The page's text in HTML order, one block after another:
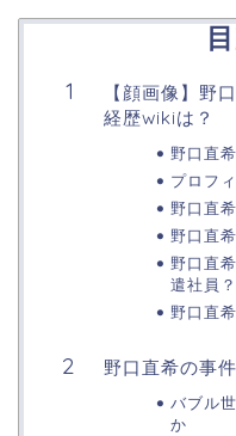
【顔画像】野
経歴wikiは？
野口直
プロフ
野口直
野口直
野口直
遣社員？
野口直
野口直希の事
バブル
か